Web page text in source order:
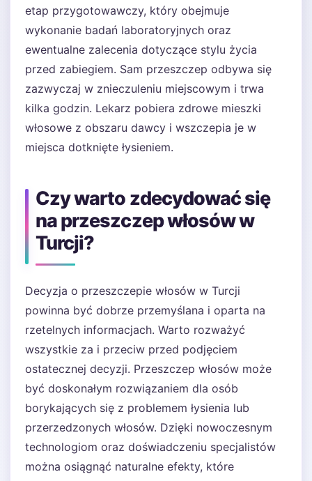
etap przygotowawczy, który obejmuje
wykonanie badań laboratoryjnych oraz
ewentualne zalecenia dotyczące stylu życia
przed zabiegiem. Sam przeszczep odbywa się
zazwyczaj w znieczuleniu miejscowym i trwa
kilka godzin. Lekarz pobiera zdrowe mieszki
włosowe z obszaru dawcy i wszczepia je w
miejsca dotknięte łysieniem.
Czy warto zdecydować się
na przeszczep włosów w
Turcji?
Decyzja o przeszczepie włosów w Turcji
powinna być dobrze przemyślana i oparta na
rzetelnych informacjach. Warto rozważyć
wszystkie za i przeciw przed podjęciem
ostatecznej decyzji. Przeszczep włosów może
być doskonałym rozwiązaniem dla osób
borykających się z problemem łysienia lub
przerzedzonych włosów. Dzięki nowoczesnym
technologiom oraz doświadczeniu specjalistów
można osiągnąć naturalne efekty, które